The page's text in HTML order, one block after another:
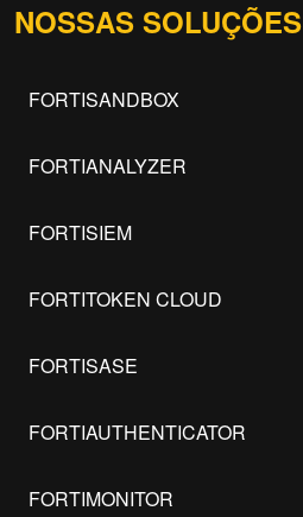
NOSSAS SOLUÇÕES
FORTISANDBOX
FORTIANALYZER
FORTISIEM
FORTITOKEN CLOUD
FORTISASE
FORTIAUTHENTICATOR
FORTIMONITOR